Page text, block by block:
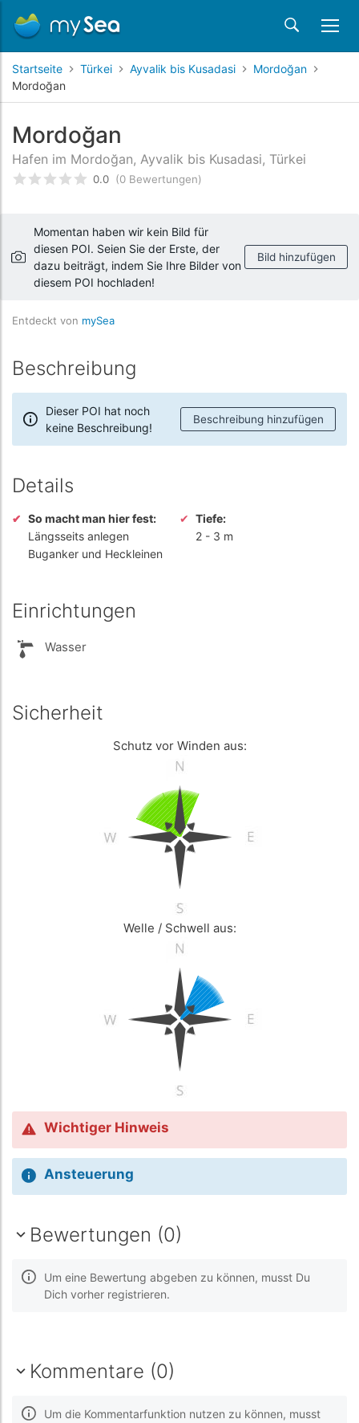
Startseite Türkei Ayvalik bis Kusadasi
Mordoğan
Mordoğan
Mordoğan
Hafen im Mordoğan, Ayvalik bis Kusadasi, Türkei
bewertet0 /5 beyogen auf
0.0 (0 Bewertungen)
Momentan haben wir kein Bild für
diesen POI. Seien Sie der Erste, der
dazu beiträgt, indem Sie Ihre Bilder von
diesem POI hochladen!
Bild hinzufügen
Entdeckt von mySea
Beschreibung
Dieser POI hat noch
keine Beschreibung!
Beschreibung hinzufügen
Details
So macht man hier fest:
Längsseits anlegen
Buganker und Heckleinen
Tiefe:
2 - 3 m
Einrichtungen
Wasser
Sicherheit
Schutz vor Winden aus:
Welle / Schwell aus:
Wichtiger Hinweis
Ansteuerung
Bewertungen (0)
Um eine Bewertung abgeben zu können, musst Du
Dich vorher registrieren.
Kommentare (0)
Um die Kommentarfunktion nutzen zu können, musst